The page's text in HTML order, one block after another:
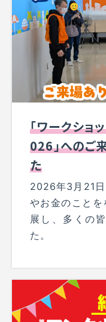
「ワークショ
026」へのご
た
2026年3月21
やお金のことを
展し、多くの
た。